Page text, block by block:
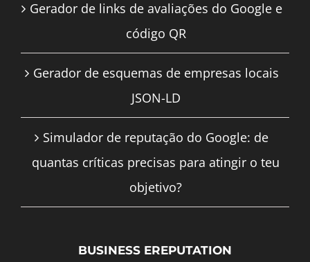
Gerador de links de avaliações do Google e
código QR
Gerador de esquemas de empresas locais
JSON-LD
Simulador de reputação do Google: de
quantas críticas precisas para atingir o teu
objetivo?
BUSINESS EREPUTATION